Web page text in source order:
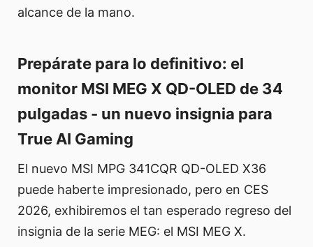
alcance de la mano.
Prepárate para lo definitivo: el
monitor MSI MEG X QD-OLED de 34
pulgadas - un nuevo insignia para
True AI Gaming
El nuevo MSI MPG 341CQR QD-OLED X36
puede haberte impresionado, pero en CES
2026, exhibiremos el tan esperado regreso del
insignia de la serie MEG: el MSI MEG X.